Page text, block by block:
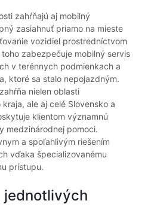
zahŕňajú aj mobilný
zasiahnuť priamo na mieste
vozidiel prostredníctvom
zabezpečuje mobilný servis
v terénnych podmienkach a
ktoré sa stalo nepojazdným.
nielen oblasti
ale aj celé Slovensko a
klientom významnú
medzinárodnej pomoci.
a spoľahlivým riešením
vďaka špecializovanému
prístupu.
jednotlivých